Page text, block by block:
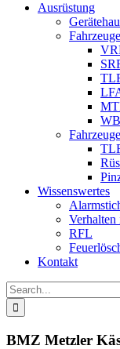
Ausrüstung
Fahrzeuge
Wissenswertes
RFL
Kontakt
Search
for:
BMZ Metzler